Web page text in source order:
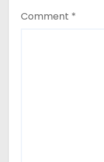
Comment *